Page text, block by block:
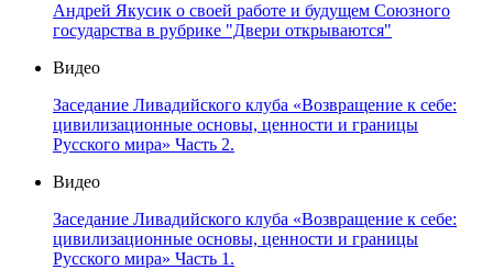
Андрей Якусик о своей работе и будущем Союзного
государства в рубрике "Двери открываются"
Видео
Заседание Ливадийского клуба «Возвращение к себе:
цивилизационные основы, ценности и границы
Русского мира» Часть 2.
Видео
Заседание Ливадийского клуба «Возвращение к себе:
цивилизационные основы, ценности и границы
Русского мира» Часть 1.